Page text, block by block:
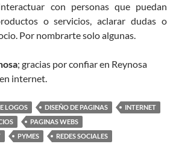
con personas que puedan
o servicios, aclarar dudas o
Por nombrarte solo algunas.
; gracias por confiar en Reynosa
internet.
LOGOS DISEÑO DE PAGINAS
INTERNET
PAGINAS WEBS
PYMES REDES SOCIALES